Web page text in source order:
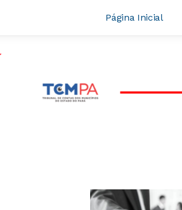
Página Inicial